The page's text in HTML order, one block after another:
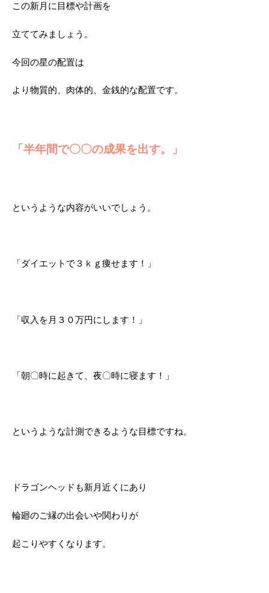
この新月に目標や計画を
立ててみましょう。
今回の星の配置は
より物質的、肉体的、金銭的な配置です。
「半年間で〇〇の成果を出す。」
というような内容がいいでしょう。
「ダイエットで３ｋｇ痩せます！」
「収入を月３０万円にします！」
「朝〇時に起きて、夜〇時に寝ます！」
というような計測できるような目標ですね。
ドラゴンヘッドも新月近くにあり
輪廻のご縁の出会いや関わりが
起こりやすくなります。